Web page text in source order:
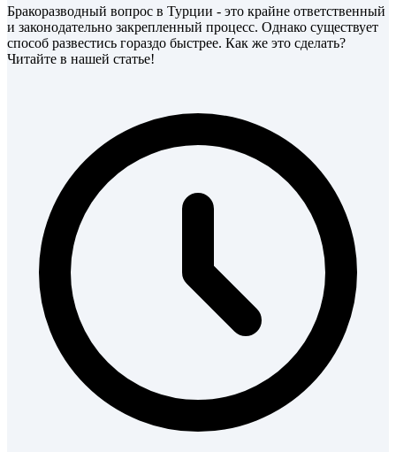
Бракоразводный вопрос в Турции - это крайне ответственный
и законодательно закрепленный процесс. Однако существует
способ развестись гораздо быстрее. Как же это сделать?
Читайте в нашей статье!